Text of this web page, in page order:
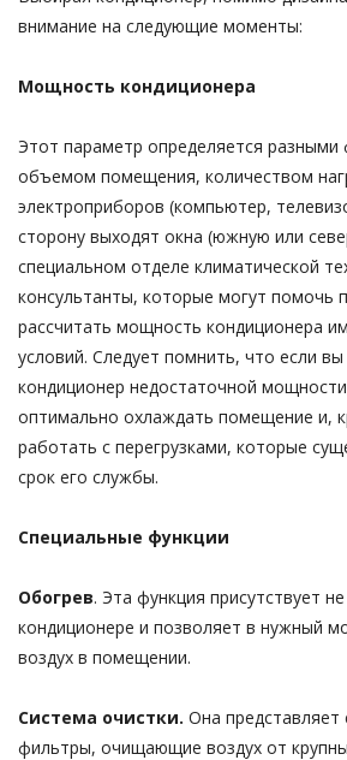
внимание на следующие моменты:
Мощность кондиционера
Этот параметр определяется разными
объемом помещения, количеством
электроприборов (компьютер,
сторону выходят окна (южную или
специальном отделе климатической
консультанты, которые могут помочь
рассчитать мощность кондиционера
условий. Следует помнить, что если
кондиционер недостаточной
оптимально охлаждать помещение и,
работать с перегрузками, которые
срок его службы.
Специальные функции
Обогрев. Эта функция присутствует
кондиционере и позволяет в нужный
воздух в помещении.
Система очистки. Она представляет
фильтры, очищающие воздух от